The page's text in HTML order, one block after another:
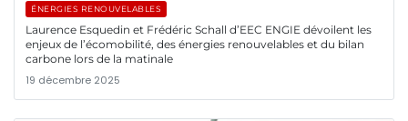
ÉNERGIES RENOUVELABLES
Laurence Esquedin et Frédéric Schall d’EEC ENGIE dévoilent les
enjeux de l’écomobilité, des énergies renouvelables et du bilan
carbone lors de la matinale
19 décembre 2025